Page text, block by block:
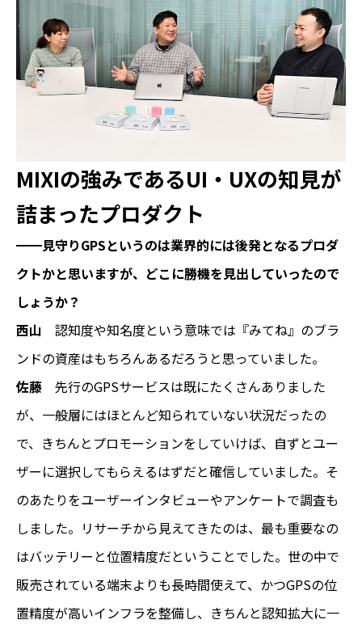
MIXIの強みであるUI・UXの知見が
詰まったプロダクト
━━見守りGPSというのは業界的には後発となるプロダ
クトかと思いますが、どこに勝機を見出していったので
しょうか？
西山 認知度や知名度という意味では『みてね』のブラ
ンドの資産はもちろんあるだろうと思っていました。
佐藤 先行のGPSサービスは既にたくさんありました
が、一般層にはほとんど知られていない状況だったの
で、きちんとプロモーションをしていけば、自ずとユー
ザーに選択してもらえるはずだと確信していました。そ
のあたりをユーザーインタビューやアンケートで調査も
しました。リサーチから見えてきたのは、最も重要なの
はバッテリーと位置精度だということでした。世の中で
販売されている端末よりも長時間使えて、かつGPSの位
置精度が高いインフラを整備し、きちんと認知拡大に一